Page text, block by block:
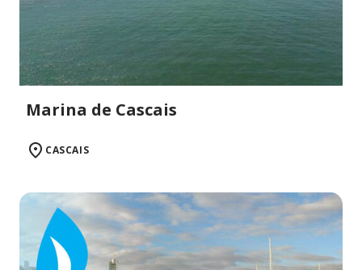
Marina de Cascais
CASCAIS